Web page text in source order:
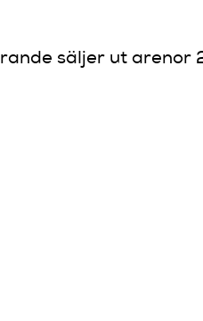
säljer ut arenor